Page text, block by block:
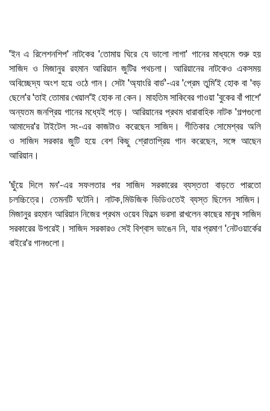
'ইন এ রিলেশনশিপ' নাটকের 'তোমায় ঘিরে যে ভালো লাগা' গানের মাধ্যমে শুরু হয়
সাজিদ ও মিজানুর রহমান আরিয়ান জুটির পথচলা। আরিয়ানের নাটকেও একসময়
অবিচ্ছেদ্য অংশ হয়ে ওঠে গান। সেটা 'অ্যাংরি বার্ড'-এর 'প্রেম তুমি'ই হোক বা ‌'বড়
ছেলে'র 'তাই তোমার খেয়াল'ই হোক না কেন। মাহতিম সাকিবের গাওয়া 'বুকের বাঁ পাশে'
অন্যতম জনপ্রিয় গানের মধ্যেই পড়ে। আরিয়ানের প্রথম ধারাবাহিক নাটক 'গল্পগুলো
আমাদের'র টাইটেল সং-এর কাজটাও করেছেন সাজিদ। গীতিকার সোমেশ্বর অলি
ও সাজিদ সরকার জুটি হয়ে বেশ কিছু শ্রোতাপ্রিয় গান করেছেন, সঙ্গে আছেন
আরিয়ান।
'ছুঁয়ে দিলে মন'-এর সফলতার পর সাজিদ সরকারের ব্যস্ততা বাড়তে পারতো
চলচ্চিত্রে। তেমনটি ঘটেনি। নাটক,মিউজিক ভিডিওতেই ব্যস্ত ছিলেন সাজিদ।
মিজানুর রহমান আরিয়ান নিজের প্রথম ওয়েব ফিল্মে ভরসা রাখলেন কাছের মানুষ সাজিদ
সরকারের উপরেই। সাজিদ সরকারও সেই বিশ্বাস ভাঙেন নি, যার প্রমাণ 'নেটওয়ার্কের
বাইরে'র গানগুলো।